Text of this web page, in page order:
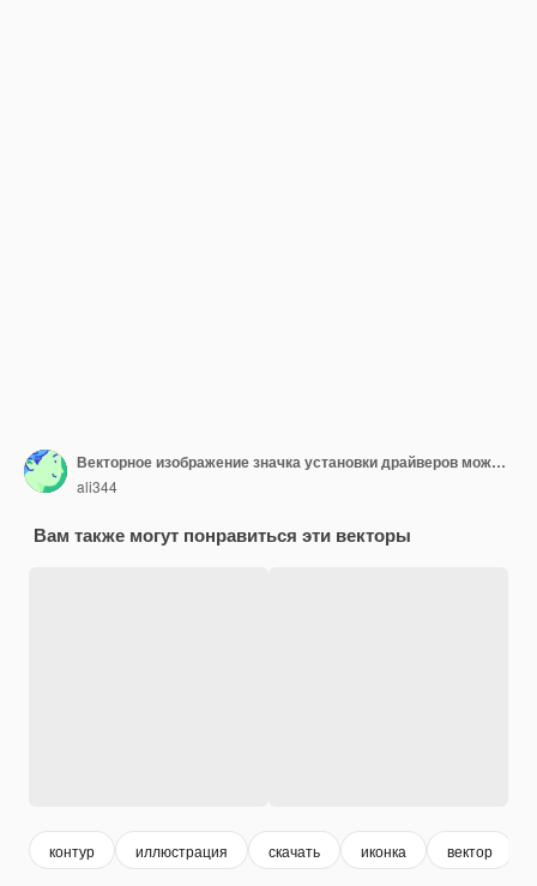
Векторное изображение значка установки драйверов может быть использовано для информатики
ali344
Вам также могут понравиться эти векторы
контур иллюстрация скачать иконка вектор